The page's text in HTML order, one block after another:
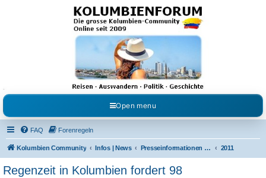
Kolumbienforum - Das
grosse Forum der
Freunde Kolumbiens
Reisen, Auswandern, Kultur, Politik, Geschichte und Visum in Kolumbien und Venezuela.
Austausch, Erfahrungen und Gemeinschaft im Kolumbienforum
Open menu
FAQ Forenregeln
Kolumbien Community Infos | News Presseinformationen & Neuigkeiten 2011
Regenzeit in Kolumbien fordert 98